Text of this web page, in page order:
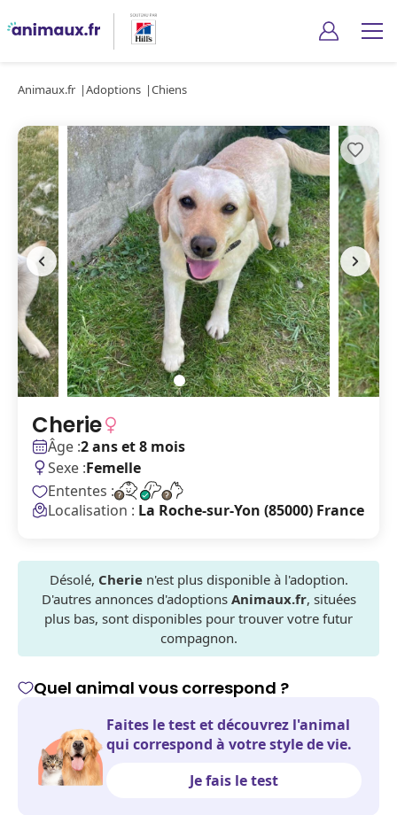
Animaux.fr Adoptions Chiens
Cherie
Âge :2 ans et 8 mois
Sexe :Femelle
Ententes :
Localisation : La Roche-sur-Yon (85000) France
Désolé, Cherien'est plus disponible à l'adoption.
D'autres annonces d'adoptions Animaux.fr, situées
plus bas, sont disponibles pour trouver votre futur
compagnon.
Quel animal vous correspond ?
Faites le test et découvrez l'animal
qui correspond à votre style de vie.
Je fais le test